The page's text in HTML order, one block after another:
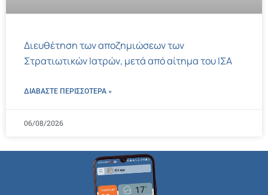
Διευθέτηση των αποζημιώσεων των
Στρατιωτικών Ιατρών, μετά από αίτημα του ΙΣΑ
ΔΙΑΒΑΣΤΕ ΠΕΡΙΣΣΌΤΕΡΑ »
06/08/2026